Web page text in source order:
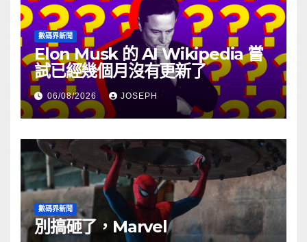
數碼界新聞
Elon Musk 的 AI Wikipedia 嘗
試已經幾個月沒有更新了
06/08/2026 JOSEPH
數碼界新聞
別搞砸了，Marvel